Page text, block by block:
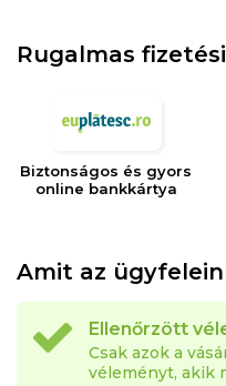
Rugalmas
Biztonságos és gyors
online bankkártya
Amit az
Ellenőrzött
Csak azok a
véleményt, akik